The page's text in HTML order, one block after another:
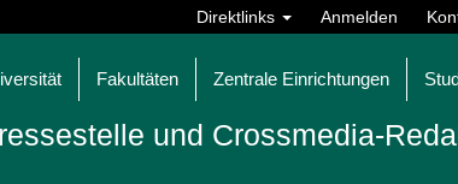
Direktlinks Anmelden
Fakultäten Zentrale Einrichtungen
und Crossmedia-